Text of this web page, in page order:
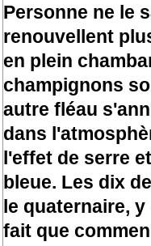
Personne ne le
renouvellent
en plein
champignons
autre fléau
dans
l'effet de serre
bleue. Les dix
le quaternaire,
fait que